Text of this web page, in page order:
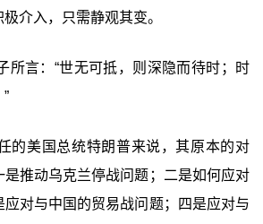
介入，只需静观其变。
所言：“世无可抵，则深隐而待时；时
的美国总统特朗普来说，其原本的对
推动乌克兰停战问题；二是如何应对
应对与中国的贸易战问题；四是应对与